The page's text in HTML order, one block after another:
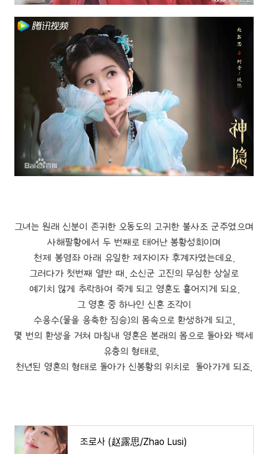
그녀는 원래 신분이 존귀한 오동도의 고귀한 불사조 군주였으며
사해팔황에서 두 번째로 태어난 봉황성희이며
천제 봉염좌 아래 유일한 제자이자 후계자였는데요.
그러다가 첫번째 열반 때, 소신군 고진의 무심한 상실로
예기치 않게 추락하여 죽게 되고 영혼도 흩어지게 되요.
그 영혼 중 하나인 신혼 조각이
수응수(물을 응축한 짐승)의 몸속으로 환생하게 되고,
몇 번의 환생을 거쳐 마침내 영혼은 본래의 몸으로 돌아와 백세
유충의 형태로,
천년된 영혼의 형태로 돌아가 신봉황의 위치로 돌아가게 되죠.
조로사 (赵露思/Zhao Lusi)